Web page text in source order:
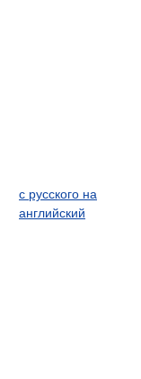
с русского на
английский